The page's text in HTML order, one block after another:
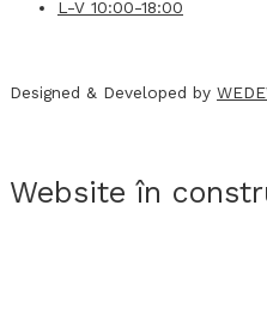
L-V 10:00-18:00
Designed & Developed by
Website în